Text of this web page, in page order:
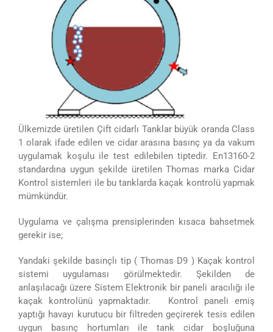
Ülkemizde üretilen Çift cidarlı Tanklar büyük oranda Class
1 olarak ifade edilen ve cidar arasına basınç ya da vakum
uygulamak koşulu ile test edilebilen tiptedir. En13160-2
standardına uygun şekilde üretilen Thomas marka Cidar
Kontrol sistemleri ile bu tanklarda kaçak kontrolü yapmak
mümkündür.
Uygulama ve çalışma prensiplerinden kısaca bahsetmek
gerekir ise;
Yandaki şekilde basınçlı tip ( Thomas D9 ) Kaçak kontrol
sistemi uygulaması görülmektedir. Şekilden de
anlaşılacağı üzere Sistem Elektronik bir paneli aracılığı ile
kaçak kontrolünü yapmaktadır. Kontrol paneli emiş
yaptığı havayı kurutucu bir filtreden geçirerek tesis edilen
uygun basınç hortumları ile tank cidar boşluğuna